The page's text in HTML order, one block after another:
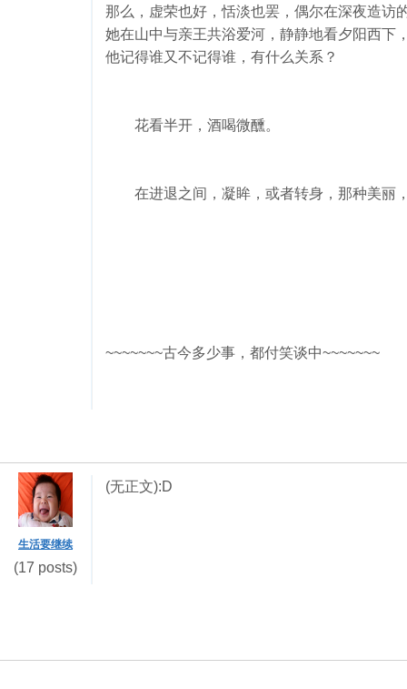
那么，虚荣也好，恬淡也罢，偶尔在深夜造访
她在山中与亲王共浴爱河，静静地看夕阳西下
他记得谁又不记得谁，有什么关系？
花看半开，酒喝微醺。
在进退之间，凝眸，或者转身，那种美丽，
~~~~~~~古今多少事，都付笑谈中~~~~~~~
生活要继续
(17 posts)
(无正文):D